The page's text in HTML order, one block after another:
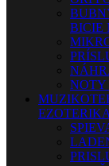
BICIE
NOTY
EZOTERIKA